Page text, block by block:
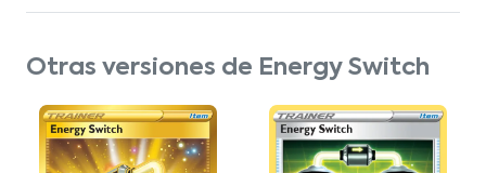
Otras versiones de Energy Switch